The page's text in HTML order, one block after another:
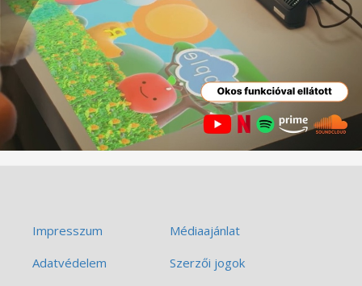
Impresszum
Médiaajánlat
Adatvédelem
Szerzői jogok